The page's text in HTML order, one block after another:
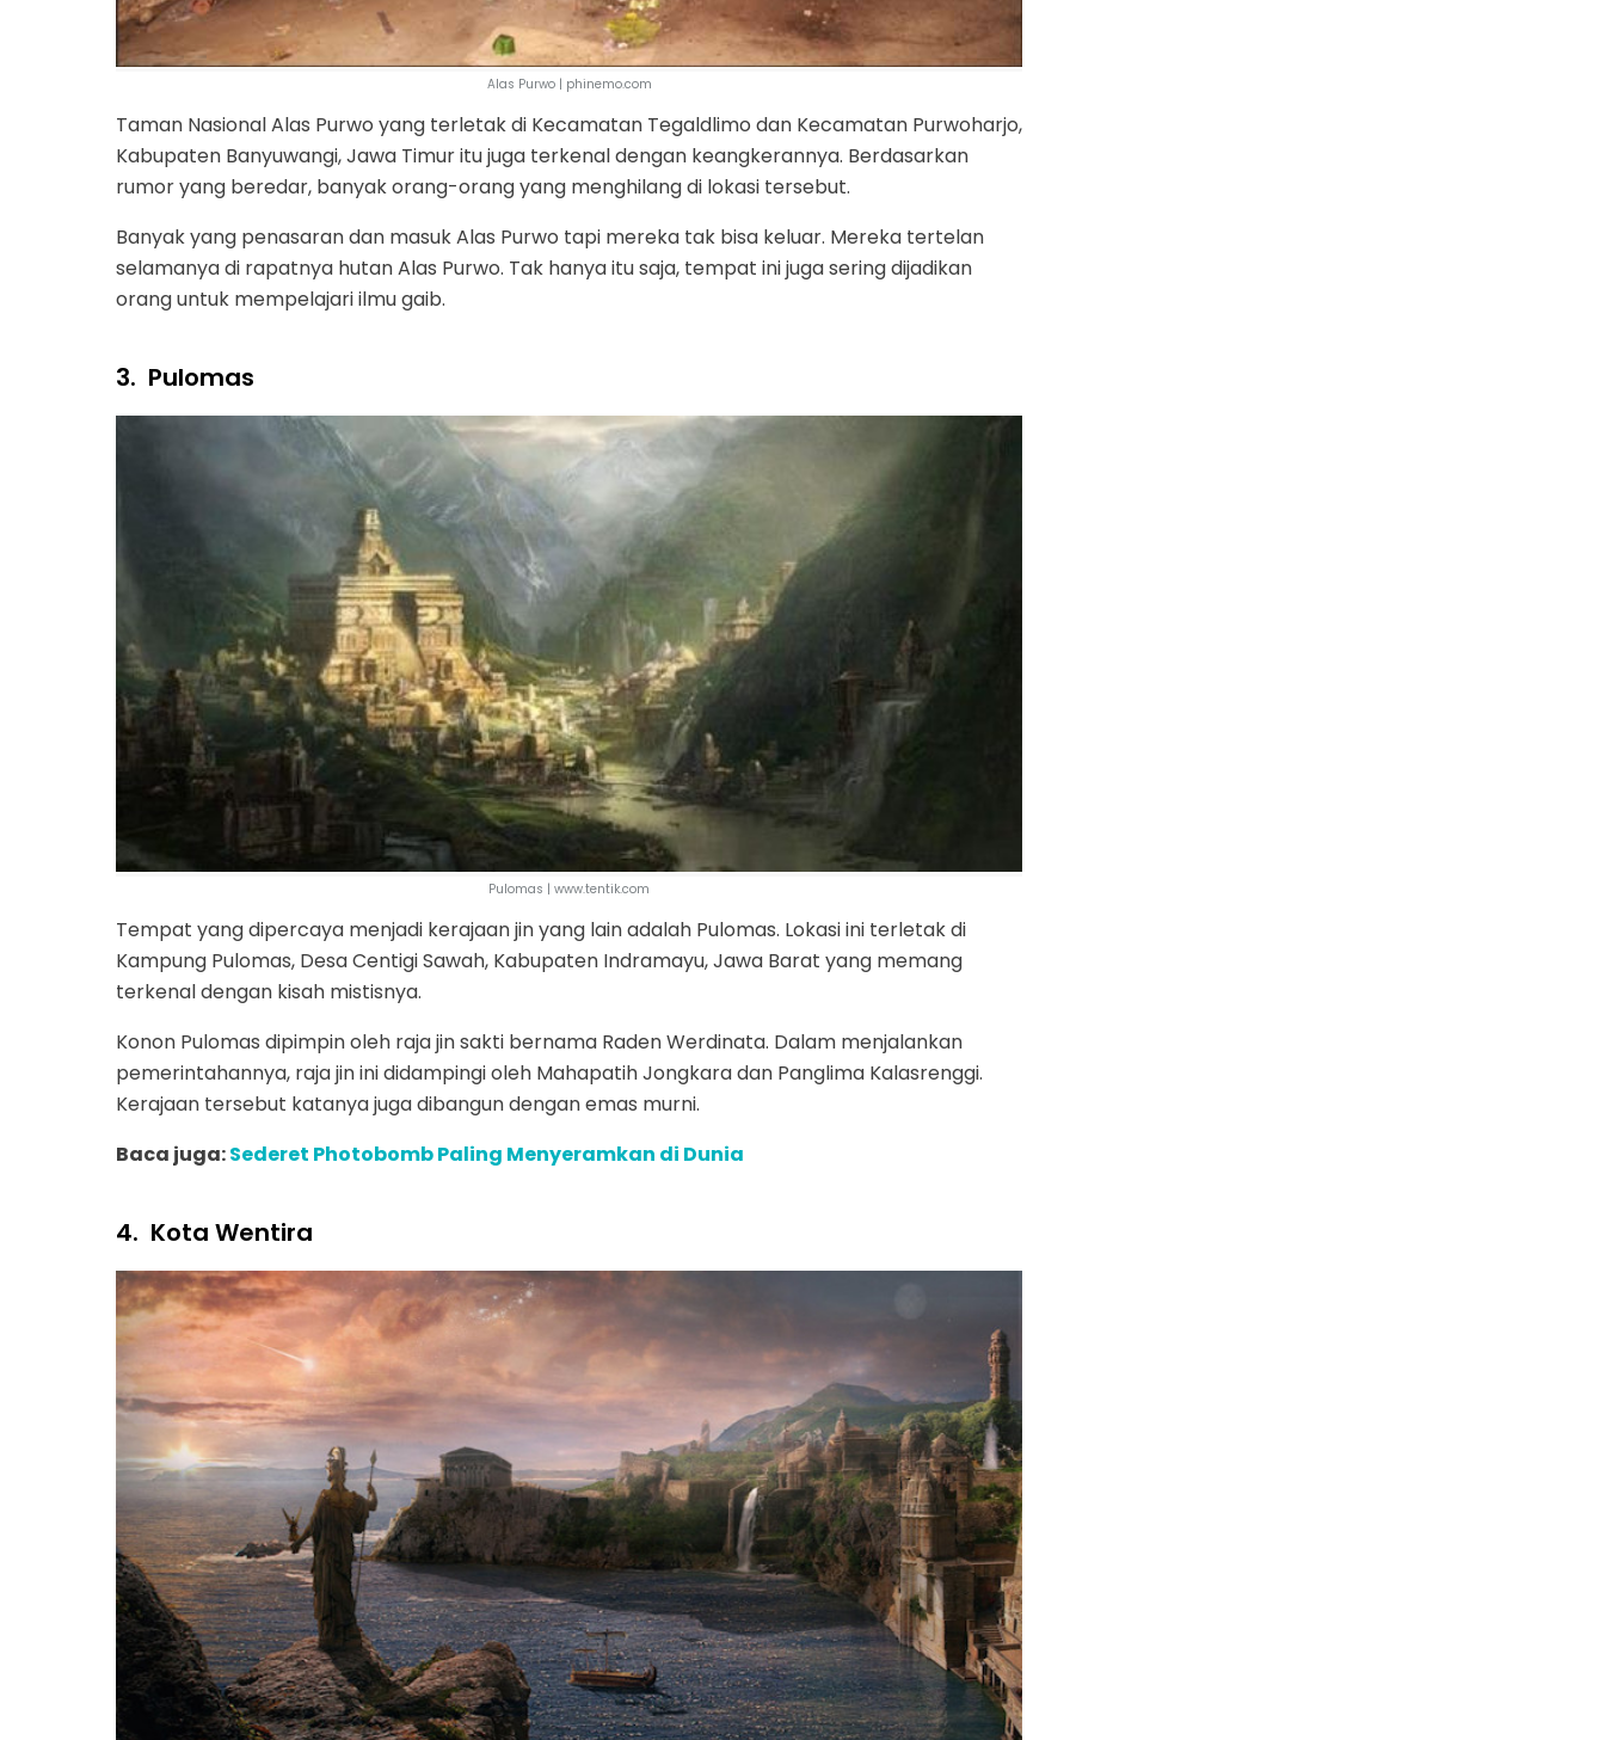
Alas Purwo | phinemo.com
Taman Nasional Alas Purwo yang terletak di Kecamatan Tegaldlimo dan Kecamatan Purwoharjo,
Kabupaten Banyuwangi, Jawa Timur itu juga terkenal dengan keangkerannya. Berdasarkan
rumor yang beredar, banyak orang-orang yang menghilang di lokasi tersebut.
Banyak yang penasaran dan masuk Alas Purwo tapi mereka tak bisa keluar. Mereka tertelan
selamanya di rapatnya hutan Alas Purwo. Tak hanya itu saja, tempat ini juga sering dijadikan
orang untuk mempelajari ilmu gaib.
3. Pulomas
Pulomas | www.tentik.com
Tempat yang dipercaya menjadi kerajaan jin yang lain adalah Pulomas. Lokasi ini terletak di
Kampung Pulomas, Desa Centigi Sawah, Kabupaten Indramayu, Jawa Barat yang memang
terkenal dengan kisah mistisnya.
Konon Pulomas dipimpin oleh raja jin sakti bernama Raden Werdinata. Dalam menjalankan
pemerintahannya, raja jin ini didampingi oleh Mahapatih Jongkara dan Panglima Kalasrenggi.
Kerajaan tersebut katanya juga dibangun dengan emas murni.
Baca juga:Sederet Photobomb Paling Menyeramkan di Dunia
4. Kota Wentira